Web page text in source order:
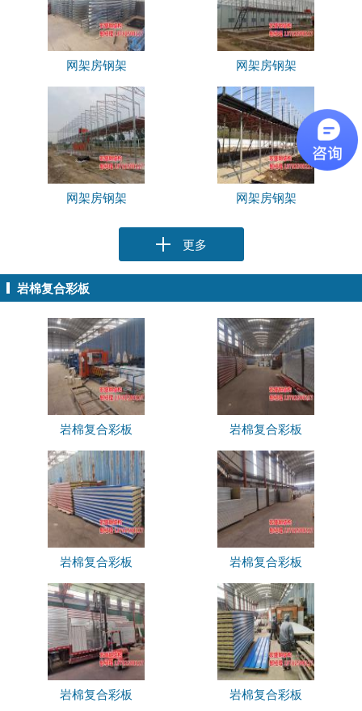
网架房钢架 网架房钢架
网架房钢架 网架房钢架
更多
岩棉复合彩板
岩棉复合彩板 岩棉复合彩板
岩棉复合彩板 岩棉复合彩板
岩棉复合彩板 岩棉复合彩板